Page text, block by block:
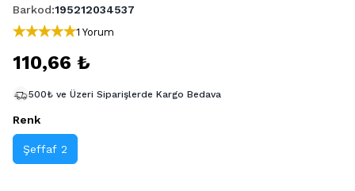
Barkod:195212034537
1 Yorum
110,66 ₺
500₺ ve Üzeri Siparişlerde Kargo Bedava
Renk
Şeffaf 2